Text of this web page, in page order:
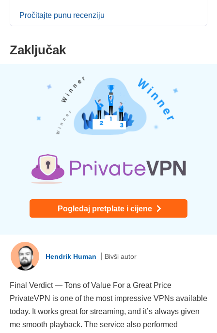
Pročitajte punu recenziju
Zaključak
Pogledaj pretplate i cijene
Hendrik Human Bivši autor
Final Verdict — Tons of Value For a Great Price
PrivateVPN is one of the most impressive VPNs available
today. It works great for streaming, and it’s always given
me smooth playback. The service also performed